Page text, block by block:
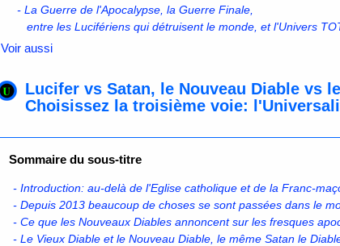
- La Guerre de l'Apocalypse, la Guerre Finale,
entre les Lucifériens qui détruisent le monde, et l'Univers
Voir aussi
Lucifer vs Satan, le Nouveau Diable vs
Choisissez la troisième voie:
Sommaire du sous-titre
- Introduction: au-delà de l'Eglise catholique et de la Franc-
- Depuis 2013 beaucoup de choses se sont passées dans le
- Ce que les Nouveaux Diables annoncent sur les fresques
- Le Vieux Diable et le Nouveau Diable, le même Satan le